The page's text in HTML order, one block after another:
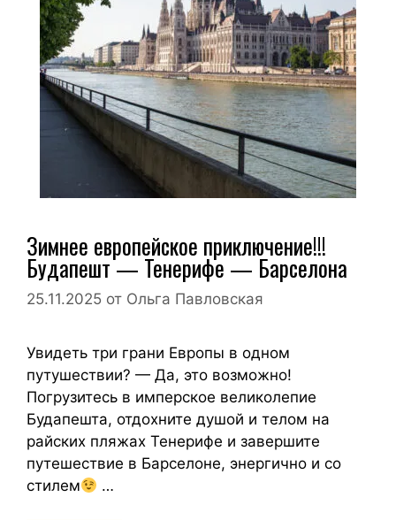
Зимнее европейское приключение!!!
Будапешт — Тенерифе — Барселона
25.11.2025 от Ольга Павловская
Увидеть три грани Европы в одном
путушествии? — Да, это возможно!
Погрузитесь в имперское великолепие
Будапешта, отдохните душой и телом на
райских пляжах Тенерифе и завершите
путешествие в Барселоне, энергично и со
стилем
…